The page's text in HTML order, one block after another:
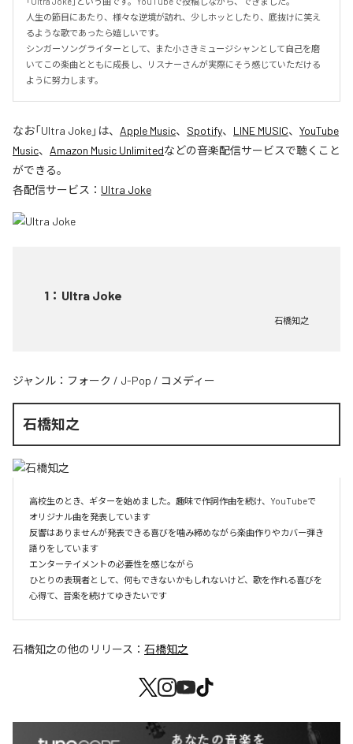
人生の節目にあたり、様々な逆境が訪れ、少しホッとしたり、底抜けに笑え
るような歌であったら嬉しいです。
シンガーソングライターとして、また小さきミュージシャンとして自己を磨
いてこの楽曲とともに成長し、リスナーさんが実際にそう感じていただける
ように努力します。
なお「Ultra Joke」は、 Apple Music、 Spotify、 LINE MUSIC、 YouTube
Music、 Amazon Music Unlimitedなどの音楽配信サービスで聴くこと
ができる。
各配信サービス： Ultra Joke
1 ： Ultra Joke
石橋知之
ジャンル： フォーク / J-Pop / コメディー
石橋知之
高校生のとき、ギターを始めました。趣味で作詞作曲を続け、YouTubeで
オリジナル曲を発表しています
反響はありませんが発表できる喜びを噛み締めながら楽曲作りやカバー弾き
語りをしています
エンターテイメントの必要性を感じながら
ひとりの表現者として、何もできないかもしれないけど、歌を作れる喜びを
心得て、音楽を続けてゆきたいです
石橋知之の他のリリース： 石橋知之